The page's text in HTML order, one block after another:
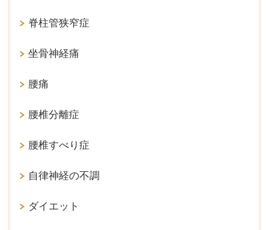
脊柱管狭窄症
坐骨神経痛
腰痛
腰椎分離症
腰椎すべり症
自律神経の不調
ダイエット